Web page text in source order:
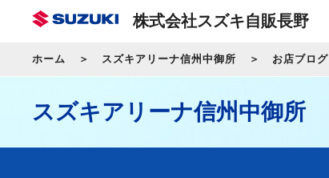
株式会社スズキ自販長野
ホーム スズキアリーナ信州中御所 お店ブログ
スズキアリーナ信州中御所